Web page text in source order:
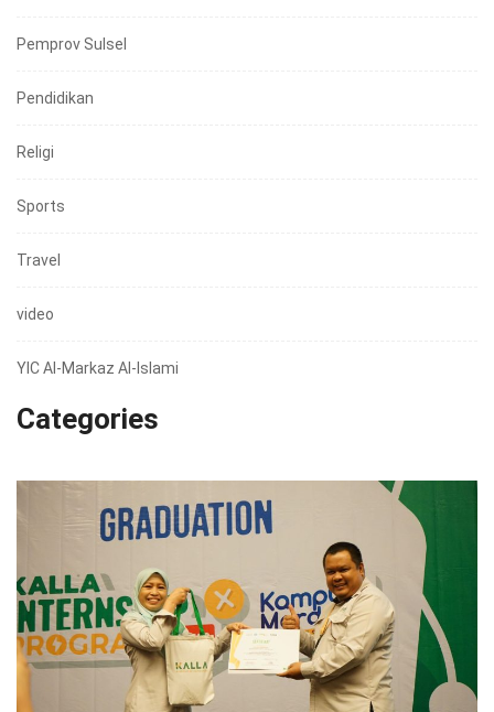
Pemprov Sulsel
Pendidikan
Religi
Sports
Travel
video
YIC Al-Markaz Al-Islami
Categories